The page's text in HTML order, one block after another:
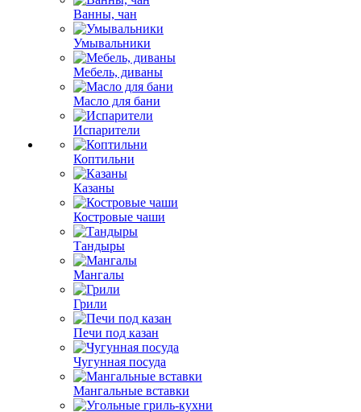
Ванны, чан
Умывальники
Мебель, диваны
Масло для бани
Испарители
Коптильни
Казаны
Костровые чаши
Тандыры
Мангалы
Грили
Печи под казан
Чугунная посуда
Мангальные вставки